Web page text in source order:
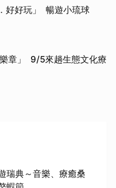
好好玩」 暢遊小琉球
樂章」 9/5來趟生態文化療
瑞典～音樂、療癒桑